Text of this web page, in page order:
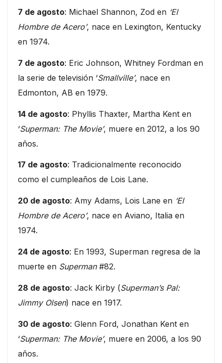
7 de agosto: Michael Shannon, Zod en ‘El
Hombre de Acero’, nace en Lexington, Kentucky
en 1974.
7 de agosto: Eric Johnson, Whitney Fordman en
la serie de televisión ‘Smallville’, nace en
Edmonton, AB en 1979.
14 de agosto: Phyllis Thaxter, Martha Kent en
‘Superman: The Movie’, muere en 2012, a los 90
años.
17 de agosto: Tradicionalmente reconocido
como el cumpleaños de Lois Lane.
20 de agosto: Amy Adams, Lois Lane en ‘El
Hombre de Acero’, nace en Aviano, Italia en
1974.
24 de agosto: En 1993, Superman regresa de la
muerte en Superman#82.
28 de agosto: Jack Kirby (Superman’s Pal:
Jimmy Olsen) nace en 1917.
30 de agosto: Glenn Ford, Jonathan Kent en
‘Superman: The Movie’, muere en 2006, a los 90
años.